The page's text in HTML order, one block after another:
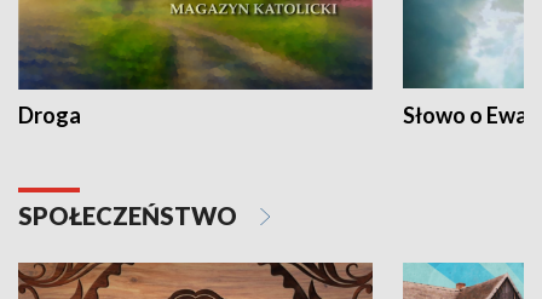
Droga Słowo o
SPOŁECZEŃSTWO